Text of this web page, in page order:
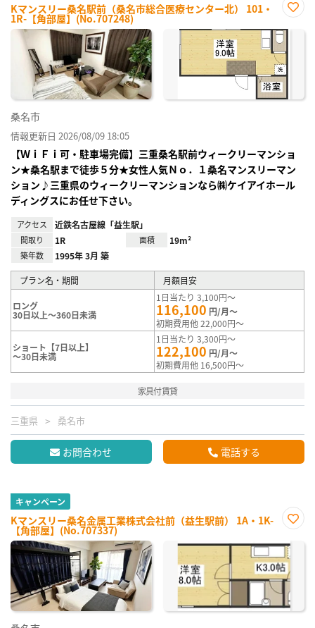
Kマンスリー桑名駅前（桑名市総合医療センター北） 101・
1R-【角部屋】(No.707248)
に入
り登
録
桑名市
情報更新日 2026/08/09 18:05
【ＷｉＦｉ可・駐車場完備】三重桑名駅前ウィークリーマンショ
ン★桑名駅まで徒歩５分★女性人気Ｎｏ．１桑名マンスリーマン
ション♪三重県のウィークリーマンションなら㈱ケイアイホール
ディングスにお任せ下さい。
アクセス 近鉄名古屋線「益生駅」
間取り 1R 面積 19m²
築年数 1995年 3月 築
プラン名・期間 月額目安
ロング
30日以上～360日未満
1日当たり 3,100円～
116,100 円/月～
初期費用他 22,000円～
ショート【7日以上】
～30日未満
1日当たり 3,300円～
122,100 円/月～
初期費用他 16,500円～
家具付賃貸
三重県 桑名市
お問合わせ 電話する
キャンペーン
Kマンスリー桑名金属工業株式会社前（益生駅前） 1A・1K-
【角部屋】(No.707337)
に入
り登
録